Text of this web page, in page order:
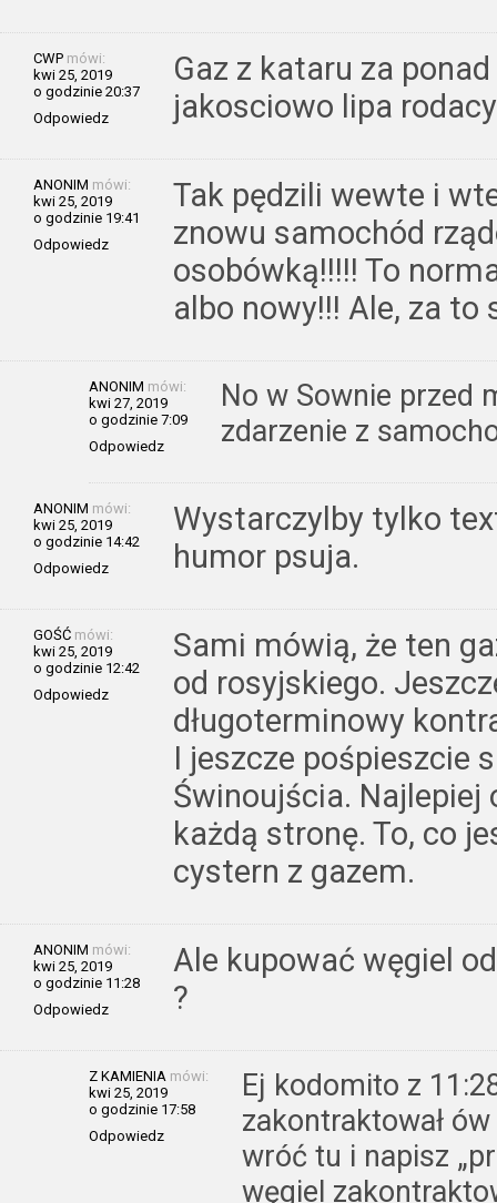
CWP mówi:
kwi 25, 2019
o godzinie 20:37
Odpowiedz
Gaz z kataru za
jakosciowo lipa
ANONIM mówi:
kwi 25, 2019
o godzinie 19:41
Odpowiedz
Tak pędzili wewte i
znowu samochód
osobówką!!!!! To
albo nowy!!! Ale, za to
ANONIM mówi:
kwi 27, 2019
o godzinie 7:09
Odpowiedz
No w Sownie przed
zdarzenie z
ANONIM mówi:
kwi 25, 2019
o godzinie 14:42
Odpowiedz
Wystarczylby tylko
humor psuja.
GOŚĆ mówi:
kwi 25, 2019
o godzinie 12:42
Odpowiedz
Sami mówią, że ten
od rosyjskiego.
długoterminowy
I jeszcze pośpieszcie
Świnoujścia. Najlepiej
każdą stronę. To, co
cystern z gazem.
ANONIM mówi:
kwi 25, 2019
o godzinie 11:28
Odpowiedz
Ale kupować węgiel
?
Z KAMIENIA mówi:
kwi 25, 2019
o godzinie 17:58
Odpowiedz
Ej kodomito z
zakontraktował
wróć tu i napisz
węgiel